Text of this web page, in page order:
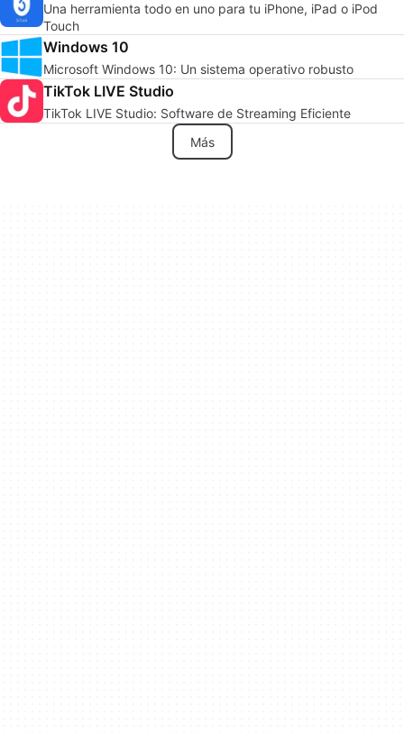
Una herramienta todo en uno para tu iPhone, iPad o iPod
Touch
Windows 10
Microsoft Windows 10: Un sistema operativo robusto
TikTok LIVE Studio
TikTok LIVE Studio: Software de Streaming Eficiente
Más